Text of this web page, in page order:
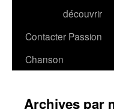
découvrir
Contacter Passion
Chanson
Archives par